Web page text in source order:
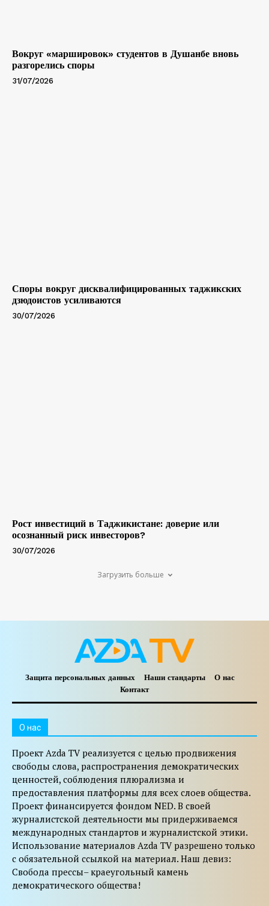
Вокруг «маршировок» студентов в Душанбе вновь
разгорелись споры
31/07/2026
Споры вокруг дисквалифицированных таджикских
дзюдоистов усиливаются
30/07/2026
Рост инвестиций в Таджикистане: доверие или
осознанный риск инвесторов?
30/07/2026
Загрузить больше
Защита персональных данных Наши стандарты
О нас
Контакт
O нас
Проект Azda TV реализуется с целью продвижения
свободы слова, распространения демократических
ценностей, соблюдения плюрализма и
предоставления платформы для всех слоев общества.
Проект финансируется фондом NED. В своей
журналистской деятельности мы придерживаемся
международных стандартов и журналистской этики.
Использование материалов Azda TV разрешено только
с обязательной ссылкой на материал. Наш девиз:
Свобода прессы– краеугольный камень
демократического общества!